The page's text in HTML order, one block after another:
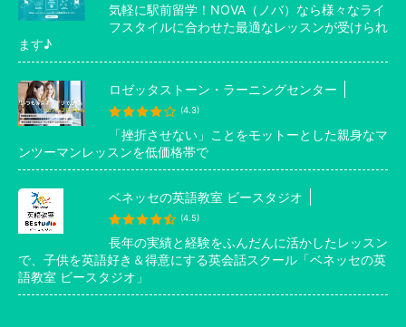
気軽に駅前留学！NOVA（ノバ）なら様々なライ
フスタイルに合わせた最適なレッスンが受けられ
ます♪
ロゼッタストーン・ラーニングセンター
(4.3)
「挫折させない」ことをモットーとした親身なマ
ンツーマンレッスンを低価格帯で
ベネッセの英語教室 ビースタジオ
(4.5)
長年の実績と経験をふんだんに活かしたレッスン
で、子供を英語好き＆得意にする英会話スクール「ベネッセの英
語教室 ビースタジオ」